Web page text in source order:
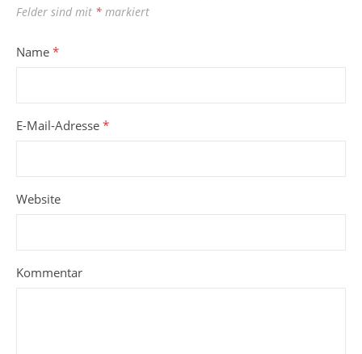
Felder sind mit * markiert
Name *
E-Mail-Adresse *
Website
Kommentar